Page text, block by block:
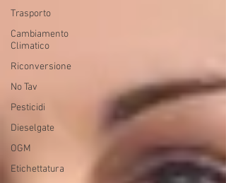
Trasporto
Cambiamento
Climatico
Riconversione
No Tav
Pesticidi
Dieselgate
OGM
Etichettatura